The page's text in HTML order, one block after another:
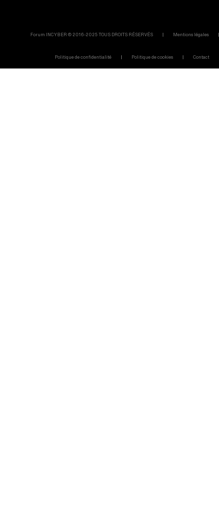
Forum INCYBER © 2016-2025 TOUS DROITS RÉSERVÉS Mentions légales
Politique de confidentialité Politique de cookies Contact